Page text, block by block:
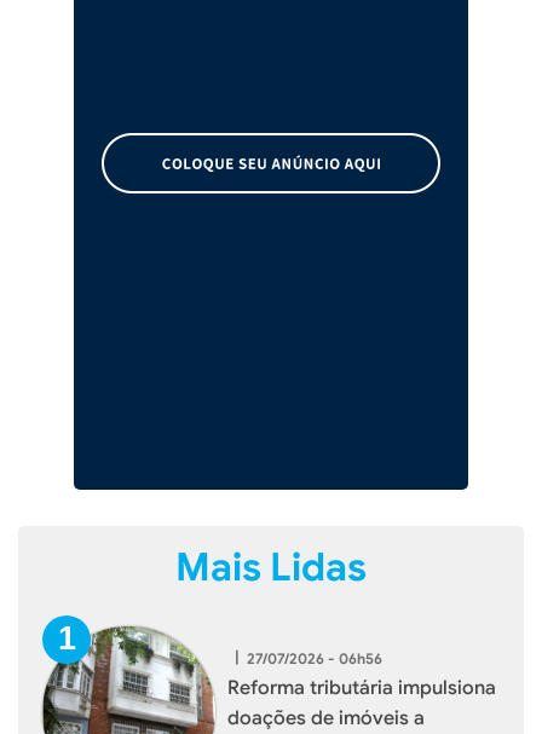
Mais Lidas
27/07/2026 - 06h56
Reforma tributária impulsiona
doações de imóveis a